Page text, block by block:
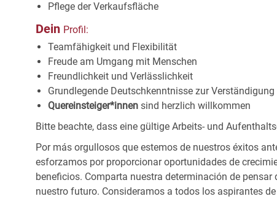
Pflege derVerkaufsfläche
Dein Profil:
Teamfähigkeit und Flexibilität
Freude am Umgang mit Menschen
Freundlichkeit und Verlässlichkeit
Grundlegende Deutschkenntnisse zur
Quereinsteiger*innen sind herzlich willkommen
Bitte beachte, dass eine gültige Arbeits- und
Por más orgullosos que estemos de nuestros éxitos
esforzamos por proporcionar oportunidades de
beneficios. Comparta nuestra determinación de
nuestro futuro. Consideramos a todos los aspirantes